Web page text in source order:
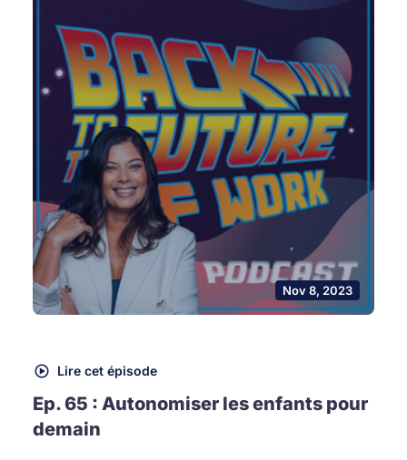
Nov 8, 2023
Lire cet épisode
Ep. 65 : Autonomiser les enfants pour
demain